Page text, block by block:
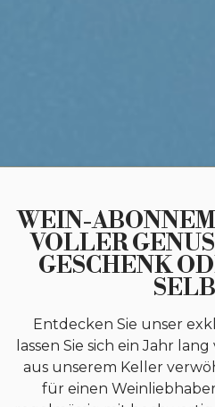
WEIN-
VOLLER
GESCHENK
Entdecken Sie unser
lassen Sie sich ein Jahr
aus unserem Keller
für einen